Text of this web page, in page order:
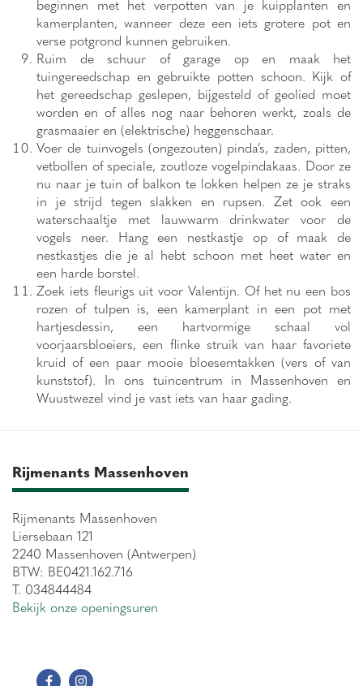
beginnen met het verpotten van je kuipplanten en
kamerplanten, wanneer deze een iets grotere pot en
verse potgrond kunnen gebruiken.
Ruim de schuur of garage op en maak het
tuingereedschap en gebruikte potten schoon. Kijk of
het gereedschap geslepen, bijgesteld of geolied moet
worden en of alles nog naar behoren werkt, zoals de
grasmaaier en (elektrische) heggenschaar.
Voer de tuinvogels (ongezouten) pinda’s, zaden, pitten,
vetbollen of speciale, zoutloze vogelpindakaas. Door ze
nu naar je tuin of balkon te lokken helpen ze je straks
in je strijd tegen slakken en rupsen. Zet ook een
waterschaaltje met lauwwarm drinkwater voor de
vogels neer. Hang een nestkastje op of maak de
nestkastjes die je al hebt schoon met heet water en
een harde borstel.
Zoek iets fleurigs uit voor Valentijn. Of het nu een bos
rozen of tulpen is, een kamerplant in een pot met
hartjesdessin, een hartvormige schaal vol
voorjaarsbloeiers, een flinke struik van haar favoriete
kruid of een paar mooie bloesemtakken (vers of van
kunststof). In ons tuincentrum in Massenhoven en
Wuustwezel vind je vast iets van haar gading.
Rijmenants Massenhoven
Rijmenants Massenhoven
Liersebaan 121
2240 Massenhoven (Antwerpen)
BTW: BE0421.162.716
T. 034844484
Bekijk onze openingsuren